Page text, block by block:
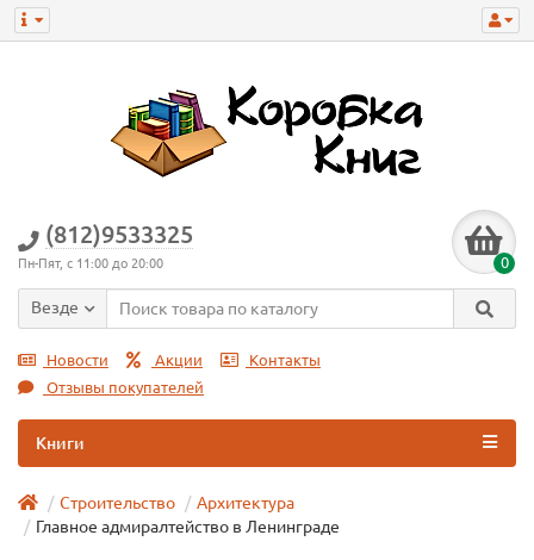
(812)9533325
Пн-Пят, с 11:00 до 20:00 0
Везде
Новости Акции
Контакты
Отзывы покупателей
Книги
Строительство
Архитектура
Главное адмиралтейство в Ленинграде